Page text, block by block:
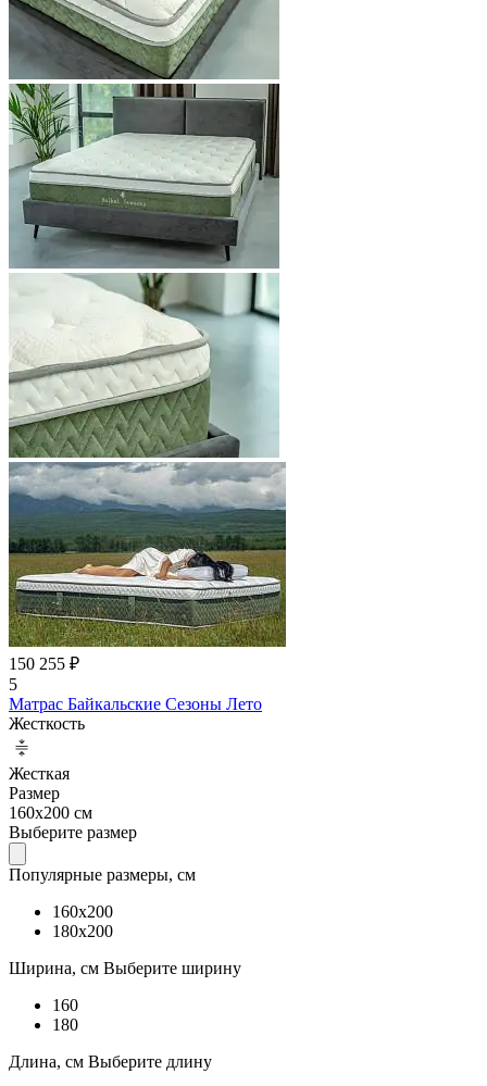
150 255 ₽
5
Матрас Байкальские Сезоны Лето
Жесткость
Жесткая
Размер
160x200 см
Выберите размер
Популярные размеры, см
160x200
180x200
Ширина, см Выберите ширину
160
180
Длина, см Выберите длину